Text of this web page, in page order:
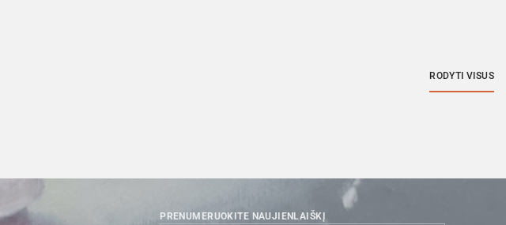
RODYTI VISUS
PRENUMERUOKITE NAUJIENLAIŠKĮ